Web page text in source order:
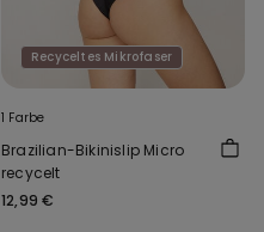
Recyceltes Mikrofaser
1 Farbe
Brazilian-Bikinislip Micro
recycelt
12,99 €